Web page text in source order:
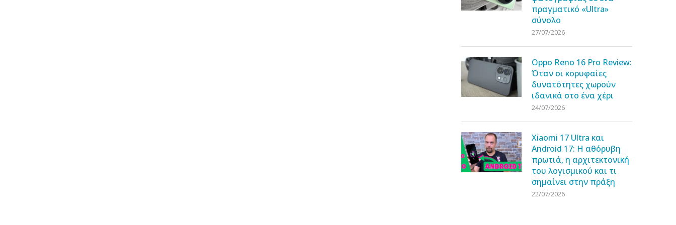
πραγματικό «Ultra»
σύνολο
27/07/2026
Oppo Reno 16 Pro Review:
Όταν οι κορυφαίες
δυνατότητες χωρούν
ιδανικά στο ένα χέρι
24/07/2026
Xiaomi 17 Ultra και
Android 17: Η αθόρυβη
πρωτιά, η αρχιτεκτονική
του λογισμικού και τι
σημαίνει στην πράξη
22/07/2026